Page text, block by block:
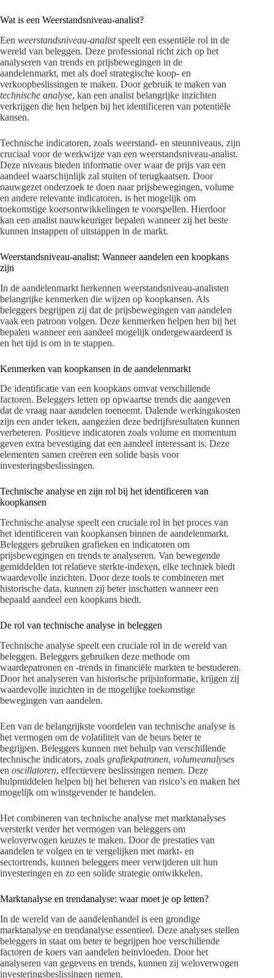
Wat is een Weerstandsniveau-analist?
Een weerstandsniveau-analistspeelt een essentiële rol in de
wereld van beleggen. Deze professional richt zich op het
analyseren van trends en prijsbewegingen in de
aandelenmarkt, met als doel strategische koop- en
verkoopbeslissingen te maken. Door gebruik te maken van
technische analyse, kan een analist belangrijke inzichten
verkrijgen die hen helpen bij het identificeren van potentiële
kansen.
Technische indicatoren, zoals weerstand- en steunniveaus, zijn
cruciaal voor de werkwijze van een weerstandsniveau-analist.
Deze niveaus bieden informatie over waar de prijs van een
aandeel waarschijnlijk zal stuiten of terugkaatsen. Door
nauwgezet onderzoek te doen naar prijsbewegingen, volume
en andere relevante indicatoren, is het mogelijk om
toekomstige koersontwikkelingen te voorspellen. Hierdoor
kan een analist nauwkeuriger bepalen wanneer zij het beste
kunnen instappen of uitstappen in de markt.
Weerstandsniveau-analist: Wanneer aandelen een koopkans
zijn
In de aandelenmarkt herkennen weerstandsniveau-analisten
belangrijke kenmerken die wijzen op koopkansen. Als
beleggers begrijpen zij dat de prijsbewegingen van aandelen
vaak een patroon volgen. Deze kenmerken helpen hen bij het
bepalen wanneer een aandeel mogelijk ondergewaardeerd is
en het tijd is om in te stappen.
Kenmerken van koopkansen in de aandelenmarkt
De identificatie van een koopkans omvat verschillende
factoren. Beleggers letten op opwaartse trends die aangeven
dat de vraag naar aandelen toeneemt. Dalende werkingskosten
zijn een ander teken, aangezien deze bedrijfsresultaten kunnen
verbeteren. Positieve indicatoren zoals volume en momentum
geven extra bevestiging dat een aandeel interessant is. Deze
elementen samen creëren een solide basis voor
investeringsbeslissingen.
Technische analyse en zijn rol bij het identificeren van
koopkansen
Technische analyse speelt een cruciale rol in het proces van
het identificeren van koopkansen binnen de aandelenmarkt.
Beleggers gebruiken grafieken en indicatoren om
prijsbewegingen en trends te analyseren. Van bewegende
gemiddelden tot relatieve sterkte-indexen, elke techniek biedt
waardevolle inzichten. Door deze tools te combineren met
historische data, kunnen zij beter inschatten wanneer een
bepaald aandeel een koopkans biedt.
De rol van technische analyse in beleggen
Technische analyse speelt een cruciale rol in de wereld van
beleggen. Beleggers gebruiken deze methode om
waardepatronen en -trends in financiële markten te bestuderen.
Door het analyseren van historische prijsinformatie, krijgen zij
waardevolle inzichten in de mogelijke toekomstige
bewegingen van aandelen.
Een van de belangrijkste voordelen van technische analyse is
het vermogen om de volatiliteit van de beurs beter te
begrijpen. Beleggers kunnen met behulp van verschillende
technische indicators, zoals grafiekpatronen, volumeanalyses
en oscillatoren, effectievere beslissingen nemen. Deze
hulpmiddelen helpen bij het beheren van risico’s en maken het
mogelijk om winstgevender te handelen.
Het combineren van technische analyse met marktanalyses
versterkt verder het vermogen van beleggers om
weloverwogen keuzes te maken. Door de prestaties van
aandelen te volgen en te vergelijken met markt- en
sectortrends, kunnen beleggers meer verwijderen uit hun
investeringen en zo een solide strategie ontwikkelen.
Marktanalyse en trendanalyse: waar moet je op letten?
In de wereld van de aandelenhandel is een grondige
marktanalyse en trendanalyse essentieel. Deze analyses stellen
beleggers in staat om beter te begrijpen hoe verschillende
factoren de koers van aandelen beïnvloeden. Door het
analyseren van gegevens en trends, kunnen zij weloverwogen
investeringsbeslissingen nemen.